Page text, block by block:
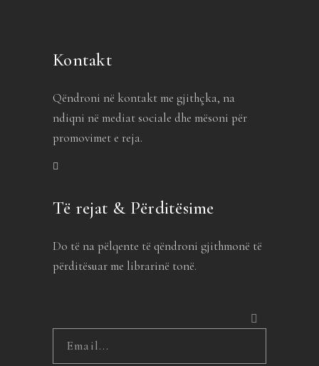
Kontakt
Qëndroni në kontakt me gjithçka, na
ndiqni në mediat sociale dhe mësoni për
promovimet e reja.
Të rejat & Përditësime
Do të na pëlqente të qëndroni gjithmonë të
përditësuar me librarinë tonë.